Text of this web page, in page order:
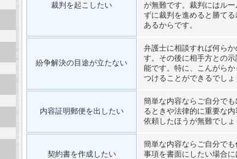
裁判を起こしたい
が無難です。裁判にはル
ずに裁判を進めると勝て
あるからです。
紛争解決の目途が立たない
弁護士に相談すれば何ら
す。その後に相手方との示
能です。特に、こんがら
つけることができるでしょ
内容証明郵便を出したい
簡単な内容ならご自分で
るときや法律的に重要な
依頼したほうが無難でしょ
契約書を作成したい
簡単な内容ならご自分で
事項を書面にしたい場合